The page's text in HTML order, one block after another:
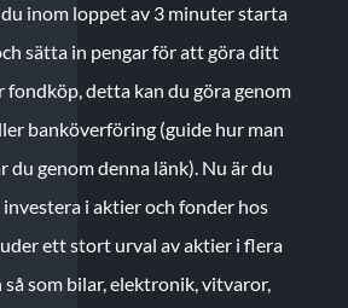
du inom loppet av 3 minuter starta
sätta in pengar för att göra ditt
detta kan du göra genom
banköverföring (guide hur man
genom denna länk). Nu är du
i aktier och fonder hos
ett stort urval av aktier i flera
som bilar, elektronik, vitvaror,